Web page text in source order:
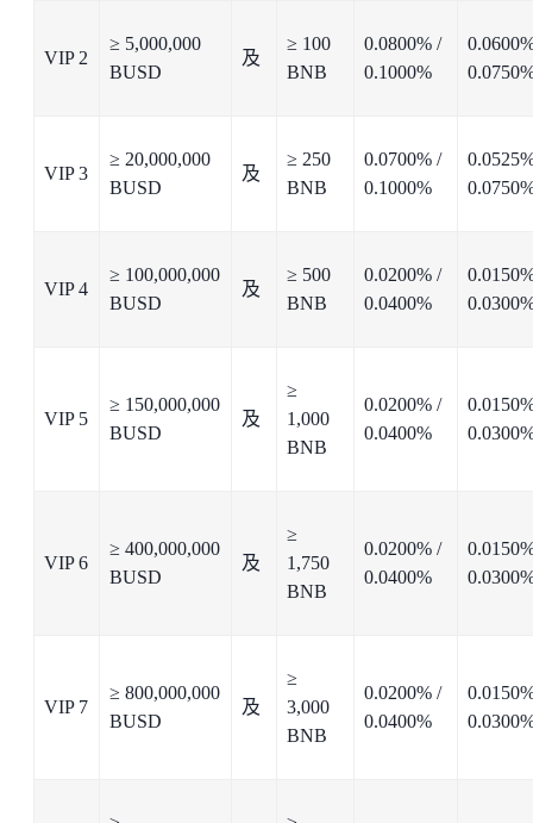
VIP 2
≥ 5,000,000
BUSD
及
≥ 100
BNB
0.0800% /
0.1000%
VIP 3
≥ 20,000,000
BUSD
及
≥ 250
BNB
0.0700% /
0.1000%
VIP 4
≥ 100,000,000
BUSD
及
≥ 500
BNB
0.0200% /
0.0400%
VIP 5
≥ 150,000,000
BUSD
及
≥
1,000
BNB
0.0200% /
0.0400%
VIP 6
≥ 400,000,000
BUSD
及
≥
1,750
BNB
0.0200% /
0.0400%
VIP 7
≥ 800,000,000
BUSD
及
≥
3,000
BNB
0.0200% /
0.0400%